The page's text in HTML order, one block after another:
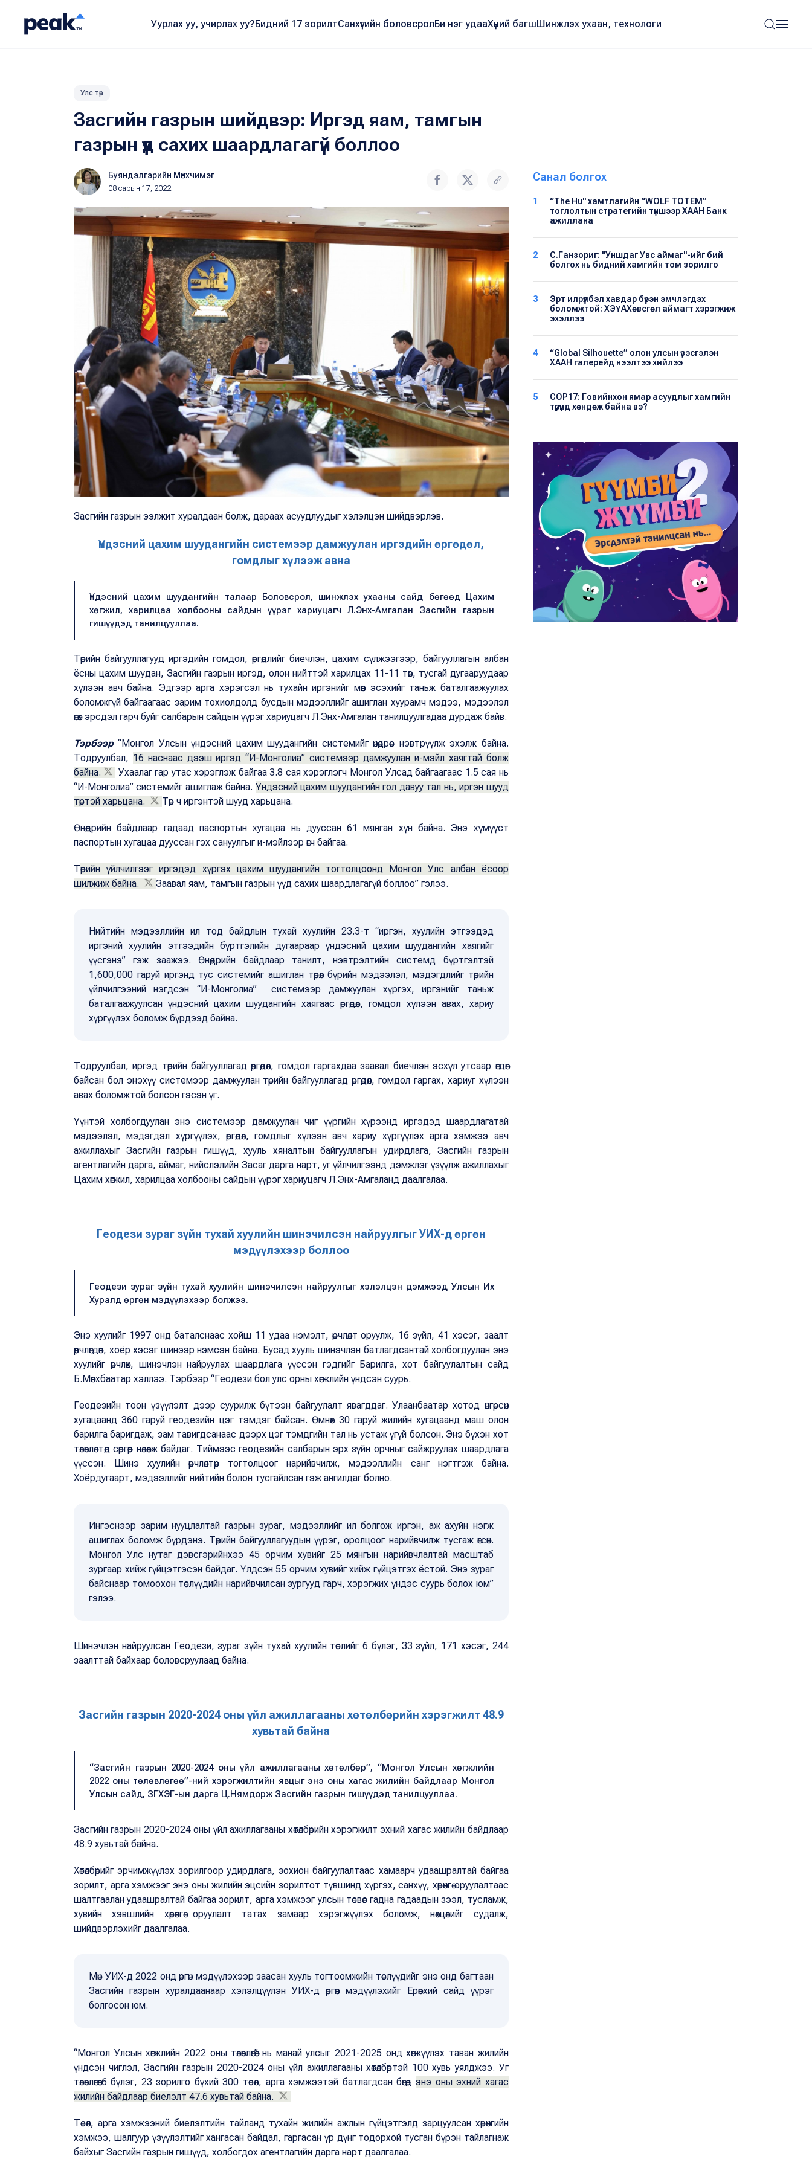
Уурлах уу, учирлах уу?Бидний 17 зорилтСанхүүгийн боловсролБи нэг удааХүний багшШинжлэх ухаан, технологи
Улс төр
Засгийн газрын шийдвэр: Иргэд яам, тамгын
газрын үүд сахих шаардлагагүй боллоо
Буяндэлгэрийн Мөнхчимэг
08 сарын 17, 2022
Засгийн газрын ээлжит хуралдаан болж, дараах асуудлуудыг хэлэлцэн шийдвэрлэв.
Үндэсний цахим шуудангийн системээр дамжуулан иргэдийн өргөдөл,
гомдлыг хүлээж авна
Үндэсний цахим шуудангийн талаар Боловсрол, шинжлэх ухааны сайд бөгөөд Цахим
хөгжил, харилцаа холбооны сайдын үүрэг хариуцагч Л.Энх-Амгалан Засгийн газрын
гишүүдэд танилцууллаа.
Төрийн байгууллагууд иргэдийн гомдол, өргөдлийг биечлэн, цахим сүлжээгээр, байгууллагын албан
ёсны цахим шуудан, Засгийн газрын иргэд, олон нийттэй харилцах 11-11 төв, тусгай дугааруудаар
хүлээн авч байна. Эдгээр арга хэрэгсэл нь тухайн иргэнийг мөн эсэхийг таньж баталгаажуулах
боломжгүй байгаагаас зарим тохиолдолд бусдын мэдээллийг ашиглан хуурамч мэдээ, мэдээлэл
өгөх эрсдэл гарч буйг салбарын сайдын үүрэг хариуцагч Л.Энх-Амгалан танилцуулгадаа дурдаж байв.
Тэрбээр“Монгол Улсын үндэсний цахим шуудангийн системийг өнөөдрөөс нэвтрүүлж эхэлж байна.
Тодруулбал, 16 наснаас дээш иргэд “И-Mонголиа” системээр дамжуулан и-мэйл хаягтай болж
байна.
Ухаалаг гар утас хэрэглэж байгаа 3.8 сая хэрэглэгч Монгол Улсад байгаагаас 1.5 сая нь
“И-Mонголиа” системийг ашиглаж байна. Үндэсний цахим шуудангийн гол давуу тал нь, иргэн шууд
төртэй харьцана.
Төр ч иргэнтэй шууд харьцана.
Өнөөдрийн байдлаар гадаад паспортын хугацаа нь дууссан 61 мянган хүн байна. Энэ хүмүүст
паспортын хугацаа дууссан гэх сануулгыг и-мэйлээр өгч байгаа.
Төрийн үйлчилгээг иргэдэд хүргэх цахим шуудангийн тогтолцоонд Монгол Улс албан ёсоор
шилжиж байна.
Заавал яам, тамгын газрын үүд сахих шаардлагагүй боллоо” гэлээ.
Нийтийн мэдээллийн ил тод байдлын тухай хуулийн 23.3-т “иргэн, хуулийн этгээдэд
иргэний хуулийн этгээдийн бүртгэлийн дугаараар үндэсний цахим шуудангийн хаягийг
үүсгэнэ” гэж заажээ. Өнөөдрийн байдлаар танилт, нэвтрэлтийн системд бүртгэлтэй
1,600,000 гаруй иргэнд тус системийг ашиглан төрөл бүрийн мэдээлэл, мэдэгдлийг төрийн
үйлчилгээний нэгдсэн “И-Монголиа” системээр дамжуулан хүргэх, иргэнийг таньж
баталгаажуулсан үндэсний цахим шуудангийн хаягаас өргөдөл, гомдол хүлээн авах, хариу
хүргүүлэх боломж бүрдээд байна.
Тодруулбал, иргэд төрийн байгууллагад өргөдөл, гомдол гаргахдаа заавал биечлэн эсхүл утсаар өгдөг
байсан бол энэхүү системээр дамжуулан төрийн байгууллагад өргөдөл, гомдол гаргах, хариуг хүлээн
авах боломжтой болсон гэсэн үг.
Үүнтэй холбогдуулан энэ системээр дамжуулан чиг үүргийн хүрээнд иргэдэд шаардлагатай
мэдээлэл, мэдэгдэл хүргүүлэх, өргөдөл, гомдлыг хүлээн авч хариу хүргүүлэх арга хэмжээ авч
ажиллахыг Засгийн газрын гишүүд, хууль хяналтын байгууллагын удирдлага, Засгийн газрын
агентлагийн дарга, аймаг, нийслэлийн Засаг дарга нарт, уг үйлчилгээнд дэмжлэг үзүүлж ажиллахыг
Цахим хөгжил, харилцаа холбооны сайдын үүрэг хариуцагч Л.Энх-Амгаланд даалгалаа.
Геодези зураг зүйн тухай хуулийн шинэчилсэн найруулгыг УИХ-д өргөн
мэдүүлэхээр боллоо
Геодези зураг зүйн тухай хуулийн шинэчилсэн найруулгыг хэлэлцэн дэмжээд Улсын Их
Хуралд өргөн мэдүүлэхээр болжээ.
Энэ хуулийг 1997 онд баталснаас хойш 11 удаа нэмэлт, өөрчлөлт оруулж, 16 зүйл, 41 хэсэг, заалт
өөрчлөгдөн, хоёр хэсэг шинээр нэмсэн байна. Бусад хууль шинэчлэн батлагдсантай холбогдуулан энэ
хуулийг өөрчлөх, шинэчлэн найруулах шаардлага үүссэн гэдгийг Барилга, хот байгуулалтын сайд
Б.Мөнхбаатар хэллээ. Тэрбээр “Геодези бол улс орны хөгжлийн үндсэн суурь.
Геодезийн тоон үзүүлэлт дээр суурилж бүтээн байгуулалт явагддаг. Улаанбаатар хотод өнгөрсөн
хугацаанд 360 гаруй геодезийн цэг тэмдэг байсан. Өмнөх 30 гаруй жилийн хугацаанд маш олон
барилга баригдаж, зам тавигдсанаас дээрх цэг тэмдгийн тал нь устаж үгүй болсон. Энэ бүхэн хот
төлөвлөлтөд сөргөөр нөлөөлж байдаг. Тиймээс геодезийн салбарын эрх зүйн орчныг сайжруулах шаардлага
үүссэн. Шинэ хуулийн өөрчлөлтөөр тогтолцоог нарийвчилж, мэдээллийн санг нэгтгэж байна.
Хоёрдугаарт, мэдээллийг нийтийн болон тусгайлсан гэж ангилдаг болно.
Ингэснээр зарим нууцлалтай газрын зураг, мэдээллийг ил болгож иргэн, аж ахуйн нэгж
ашиглах боломж бүрдэнэ. Төрийн байгууллагуудын үүрэг, оролцоог нарийвчилж тусгаж өгсөн.
Монгол Улс нутаг дэвсгэрийнхээ 45 орчим хувийг 25 мянгын нарийвчлалтай масштаб
зургаар хийж гүйцэтгэсэн байдаг. Үлдсэн 55 орчим хувийг хийж гүйцэтгэх ёстой. Энэ зураг
байснаар томоохон төслүүдийн нарийвчилсан зургууд гарч, хэрэгжих үндэс суурь болох юм”
гэлээ.
Шинэчлэн найруулсан Геодези, зураг зүйн тухай хуулийн төслийг 6 бүлэг, 33 зүйл, 171 хэсэг, 244
заалттай байхаар боловсруулаад байна.
Засгийн газрын 2020-2024 оны үйл ажиллагааны хөтөлбөрийн хэрэгжилт 48.9
хувьтай байна
“Засгийн газрын 2020-2024 оны үйл ажиллагааны хөтөлбөр”, “Монгол Улсын хөгжлийн
2022 оны төлөвлөгөө”-ний хэрэгжилтийн явцыг энэ оны хагас жилийн байдлаар Монгол
Улсын сайд, ЗГХЭГ-ын дарга Ц.Нямдорж Засгийн газрын гишүүдэд танилцууллаа.
Засгийн газрын 2020-2024 оны үйл ажиллагааны хөтөлбөрийн хэрэгжилт эхний хагас жилийн байдлаар
48.9 хувьтай байна.
Хөтөлбөрийг эрчимжүүлэх зорилгоор удирдлага, зохион байгуулалтаас хамаарч удаашралтай байгаа
зорилт, арга хэмжээг энэ оны жилийн эцсийн зорилтот түвшинд хүргэх, санхүү, хөрөнгө оруулалтаас
шалтгаалан удаашралтай байгаа зорилт, арга хэмжээг улсын төсвөөс гадна гадаадын зээл, тусламж,
хувийн хэвшлийн хөрөнгө оруулалт татах замаар хэрэгжүүлэх боломж, нөхцөлийг судалж,
шийдвэрлэхийг даалгалаа.
Мөн УИХ-д 2022 онд өргөн мэдүүлэхээр заасан хууль тогтоомжийн төслүүдийг энэ онд багтаан
Засгийн газрын хуралдаанаар хэлэлцүүлэн УИХ-д өргөн мэдүүлэхийг Ерөнхий сайд үүрэг
болгосон юм.
“Монгол Улсын хөгжлийн 2022 оны төлөвлөгөө” нь манай улсыг 2021-2025 онд хөгжүүлэх таван жилийн
үндсэн чиглэл, Засгийн газрын 2020-2024 оны үйл ажиллагааны хөтөлбөртэй 100 хувь уялджээ. Уг
төлөвлөгөө 6 бүлэг, 23 зорилго бүхий 300 төсөл, арга хэмжээтэй батлагдсан бөгөөд энэ оны эхний хагас
жилийн байдлаар биелэлт 47.6 хувьтай байна.
Төсөл, арга хэмжээний биелэлтийн тайланд тухайн жилийн ажлын гүйцэтгэлд зарцуулсан хөрөнгийн
хэмжээ, шалгуур үзүүлэлтийг хангасан байдал, гаргасан үр дүнг тодорхой тусган бүрэн тайлагнаж
байхыг Засгийн газрын гишүүд, холбогдох агентлагийн дарга нарт даалгалаа.
Санал болгох
1
“The Hu" хамтлагийн “WOLF TOTEM”
тоглолтын стратегийн түншээр ХААН Банк
ажиллана
2
С.Ганзориг: "Уншдаг Увс аймаг"-ийг бий
болгох нь бидний хамгийн том зорилго
3
Эрт илрүүлбэл хавдар бүрэн эмчлэгдэх
боломжтой: ХЭҮА​Хөвсгөл аймагт хэрэгжиж
эхэллээ
4
“Global Silhouette” олон улсын үзэсгэлэн
ХААН галерейд нээлтээ хийлээ
5
COP17: Говийнхон ямар асуудлыг хамгийн
түрүүнд хөндөж байна вэ?